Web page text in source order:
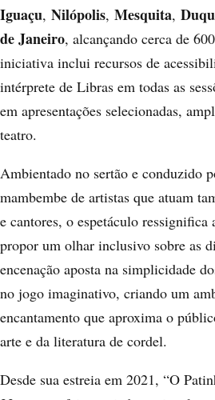
Iguaçu, Nilópolis, Mesquita,
de Janeiro, alcançando cerca de
iniciativa inclui recursos de
intérprete de Libras em todas as
em apresentações selecionadas,
teatro.
Ambientado no sertão e conduzido
mambembe de artistas que atuam
e cantores, o espetáculo ressignifica
propor um olhar inclusivo sobre as
encenação aposta na simplicidade
no jogo imaginativo, criando um
encantamento que aproxima o
arte e da literatura de cordel.
Desde sua estreia em 2021, “O